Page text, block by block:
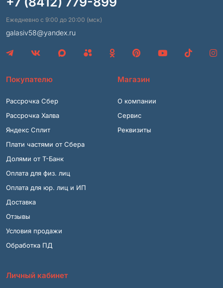
Ежедневно с 9:00 до 20:00 (мск)
galasiv58@yandex.ru
Покупателю
Рассрочка Сбер
Рассрочка Халва
Яндекс Сплит
Плати частями от Сбера
Долями от Т-Банк
Оплата для физ. лиц
Оплата для юр. лиц и ИП
Доставка
Отзывы
Условия продажи
Обработка ПД
Магазин
О компании
Сервис
Реквизиты
Личный кабинет